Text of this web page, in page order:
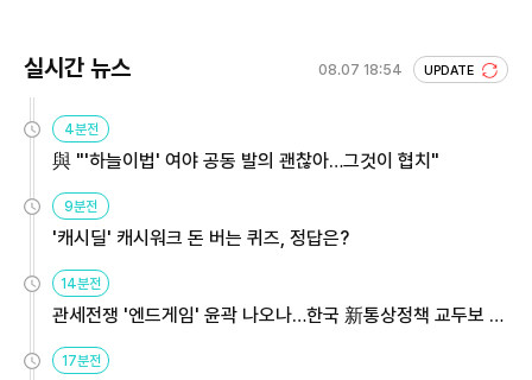
실시간 뉴스 08.07 18:54 UPDATE
4분전
與 "'하늘이법' 여야 공동 발의 괜찮아…그것이 협치"
9분전
'캐시딜' 캐시워크 돈 버는 퀴즈, 정답은?
14분전
관세전쟁 '엔드게임' 윤곽 나오나…한국 新통상정책 교두보 활
용해야
17분전